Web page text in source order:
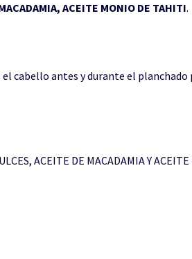
ACEITE MONIO DE TAHITI.
cabello antes y durante el
ACEITE DE MACADAMIA Y